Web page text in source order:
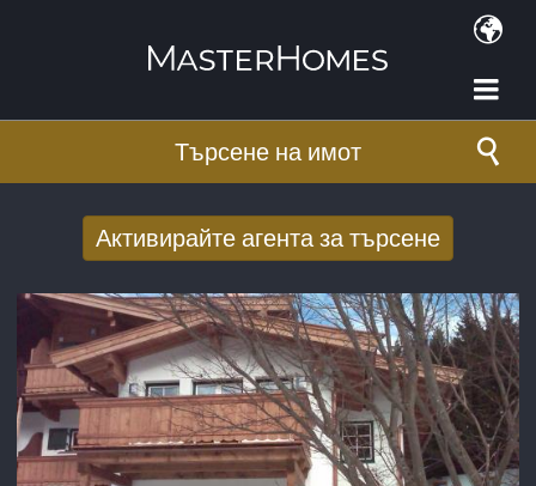
Търсене на имот
Активирайте агента за търсене
търсенето по имейл
E-mail адрес*